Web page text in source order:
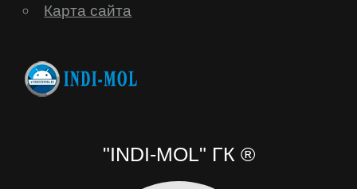
Карта сайта
"INDI-MOL" ГК ®